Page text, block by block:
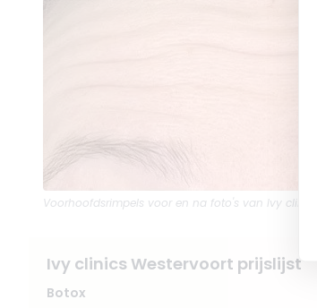
Voorhoofdsrimpels voor en na foto's van Ivy clinics
Ivy clinics Westervoort prijslijst
Botox